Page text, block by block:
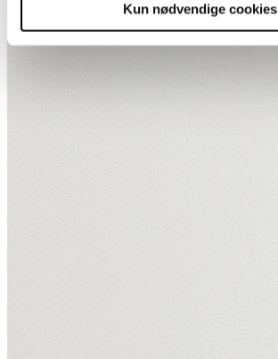
Kun nødvendige cookies